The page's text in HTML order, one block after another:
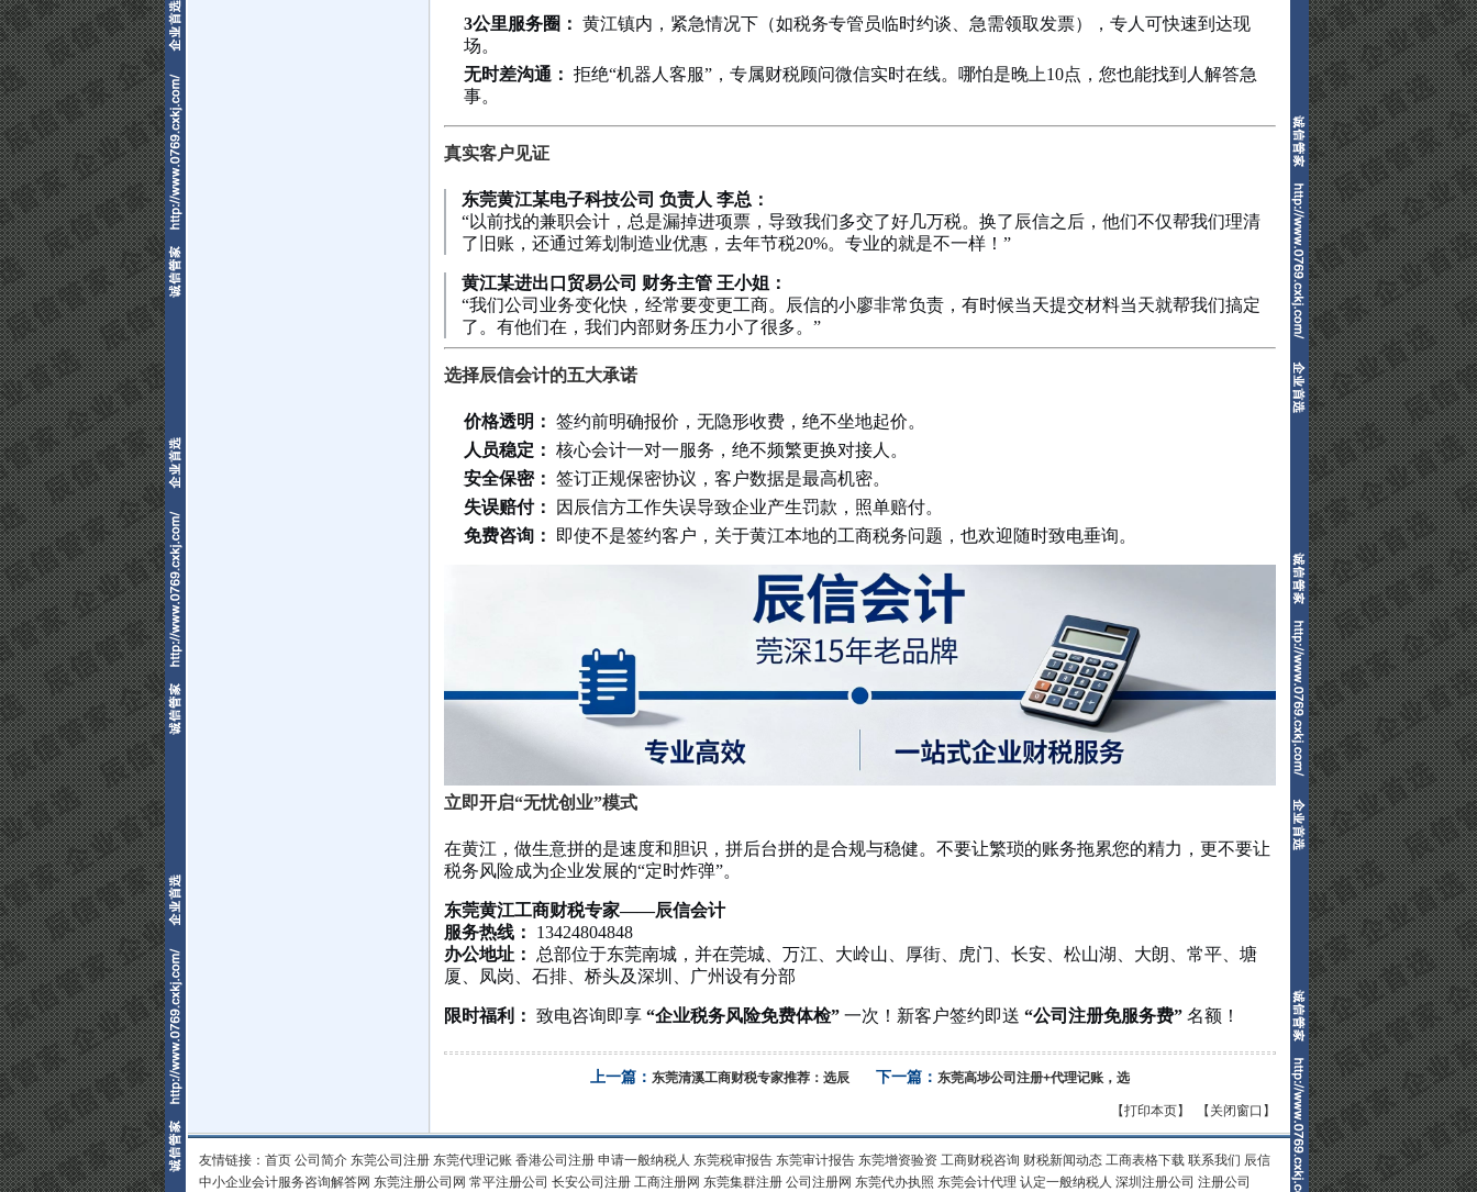
3公里服务圈： 黄江镇内，紧急情况下（如税务专管员临时约谈、急需领取发票），专人可快速到达现
场。
无时差沟通： 拒绝“机器人客服”，专属财税顾问微信实时在线。哪怕是晚上10点，您也能找到人解答急
事。
真实客户见证
东莞黄江某电子科技公司 负责人 李总：
“以前找的兼职会计，总是漏掉进项票，导致我们多交了好几万税。换了辰信之后，他们不仅帮我们理清
了旧账，还通过筹划制造业优惠，去年节税20%。专业的就是不一样！”
黄江某进出口贸易公司 财务主管 王小姐：
“我们公司业务变化快，经常要变更工商。辰信的小廖非常负责，有时候当天提交材料当天就帮我们搞定
了。有他们在，我们内部财务压力小了很多。”
选择辰信会计的五大承诺
价格透明： 签约前明确报价，无隐形收费，绝不坐地起价。
人员稳定： 核心会计一对一服务，绝不频繁更换对接人。
安全保密： 签订正规保密协议，客户数据是最高机密。
失误赔付：
因辰信方工作失误导致企业产生罚款，照单赔付。
免费咨询：
即使不是签约客户，关于黄江本地的工商税务问题，也欢迎随时致电垂询。
立即开启“无忧创业”模式
在黄江，做生意拼的是速度和胆识，拼后台拼的是合规与稳健。不要让繁琐的账务拖累您的精力，更不要让
税务风险成为企业发展的“定时炸弹”。
东莞黄江工商财税专家——辰信会计
服务热线：
13424804848
办公地址：
总部位于东莞南城，并在莞城、万江、大岭山、厚街、虎门、长安、松山湖、大朗、常平、塘
厦、凤岗、石排、桥头及深圳、广州设有分部
限时福利： 致电咨询即享 “企业税务风险免费体检” 一次！新客户签约即送 “公司注册免服务费” 名额！
上一篇： 东莞清溪工商财税专家推荐：选辰 下一篇： 东莞高埗公司注册+代理记账，选
【打印本页】 【关闭窗口】
友情链接： 首页 公司简介 东莞公司注册 东莞代理记账 香港公司注册 申请一般纳税人 东莞税审报告 东莞审计报告 东莞增资验资 工商财税咨询 财税新闻动态 工商表格下载 联系我们 辰信
中小企业会计服务咨询解答网 东莞注册公司网 常平注册公司 长安公司注册 工商注册网 东莞集群注册 公司注册网 东莞代办执照 东莞会计代理 认定一般纳税人 深圳注册公司 注册公司